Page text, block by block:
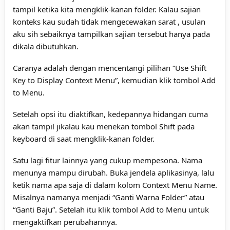
tampil ketika kita mengklik-kanan folder. Kalau sajian
konteks kau sudah tidak mengecewakan sarat , usulan
aku sih sebaiknya tampilkan sajian tersebut hanya pada
dikala dibutuhkan.
Caranya adalah dengan mencentangi pilihan “Use Shift
Key to Display Context Menu”, kemudian klik tombol Add
to Menu.
Setelah opsi itu diaktifkan, kedepannya hidangan cuma
akan tampil jikalau kau menekan tombol Shift pada
keyboard di saat mengklik-kanan folder.
Satu lagi fitur lainnya yang cukup mempesona. Nama
menunya mampu dirubah. Buka jendela aplikasinya, lalu
ketik nama apa saja di dalam kolom Context Menu Name.
Misalnya namanya menjadi “Ganti Warna Folder” atau
“Ganti Baju”. Setelah itu klik tombol Add to Menu untuk
mengaktifkan perubahannya.